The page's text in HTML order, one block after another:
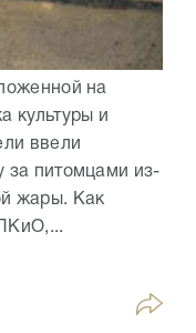
на
культуры и
ввели
за питомцами из-
жары. Как